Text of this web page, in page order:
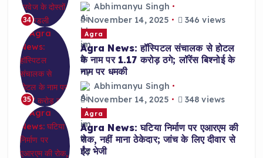
34
Abhimanyu Singh
November 14, 2025
346 views
35
Agra
Agra News: हॉस्पिटल संचालक से होटल
के नाम पर 1.17 करोड़ ठगे; लॉरेंस बिश्नोई के
नाम पर धमकी
Abhimanyu Singh
November 14, 2025
348 views
Agra
Agra News: घटिया निर्माण पर एआरएम की
रोक, नहीं माना ठेकेदार; जांच के लिए दीवार से
ईंट भेजी